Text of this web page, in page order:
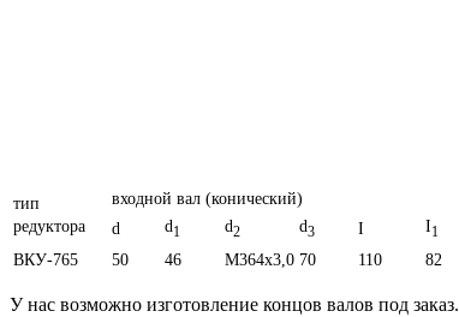
тип
редуктора
входной вал (конический)
d
d1 d2 d3 I I1
ВКУ-765
50 46 M364x3,0 70 110 82
У нас возможно изготовление концов валов под заказ.